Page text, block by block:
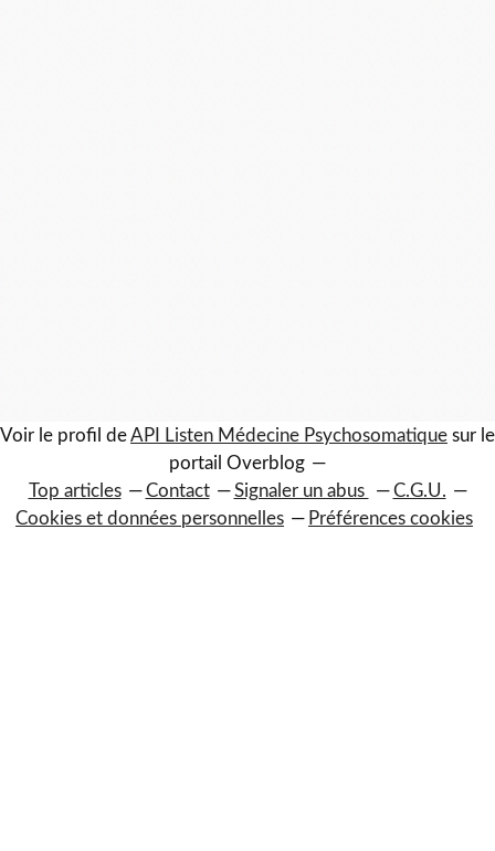
Voir le profil deAPI Listen Médecine Psychosomatique sur le
portail Overblog
Top articles
Contact Signaler un abus
C.G.U.
Cookies et données personnelles
Préférences cookies